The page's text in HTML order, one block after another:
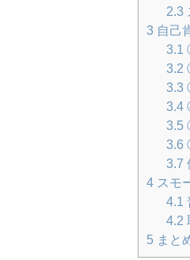
2.3
3 自己
3.1
3.2
3.3
3.4
3.5
3.6
3.7
4 スモ
4.1
4.2
5 まと